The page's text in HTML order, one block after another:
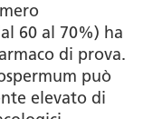
60 al 70%) ha
di prova.
può
elevato di